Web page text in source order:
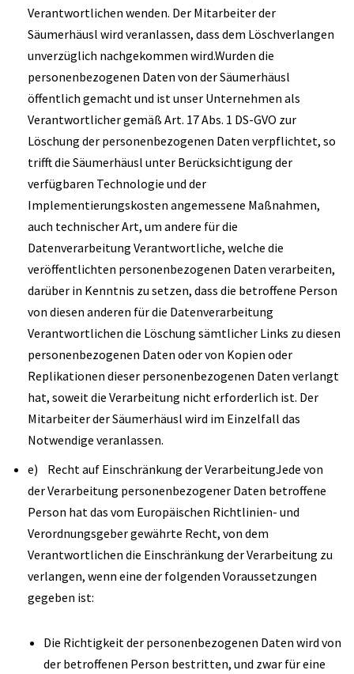
Verantwortlichen wenden. Der Mitarbeiter der
Säumerhäusl wird veranlassen, dass dem Löschverlangen
unverzüglich nachgekommen wird.Wurden die
personenbezogenen Daten von der Säumerhäusl
öffentlich gemacht und ist unser Unternehmen als
Verantwortlicher gemäß Art. 17 Abs. 1 DS-GVO zur
Löschung der personenbezogenen Daten verpflichtet, so
trifft die Säumerhäusl unter Berücksichtigung der
verfügbaren Technologie und der
Implementierungskosten angemessene Maßnahmen,
auch technischer Art, um andere für die
Datenverarbeitung Verantwortliche, welche die
veröffentlichten personenbezogenen Daten verarbeiten,
darüber in Kenntnis zu setzen, dass die betroffene Person
von diesen anderen für die Datenverarbeitung
Verantwortlichen die Löschung sämtlicher Links zu diesen
personenbezogenen Daten oder von Kopien oder
Replikationen dieser personenbezogenen Daten verlangt
hat, soweit die Verarbeitung nicht erforderlich ist. Der
Mitarbeiter der Säumerhäusl wird im Einzelfall das
Notwendige veranlassen.
e) Recht auf Einschränkung der VerarbeitungJede von
der Verarbeitung personenbezogener Daten betroffene
Person hat das vom Europäischen Richtlinien- und
Verordnungsgeber gewährte Recht, von dem
Verantwortlichen die Einschränkung der Verarbeitung zu
verlangen, wenn eine der folgenden Voraussetzungen
gegeben ist:
Die Richtigkeit der personenbezogenen Daten wird von
der betroffenen Person bestritten, und zwar für eine